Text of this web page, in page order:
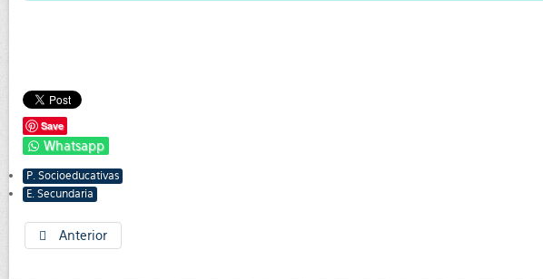
Save
Whatsapp
P. Socioeducativas
E. Secundaria
Anterior